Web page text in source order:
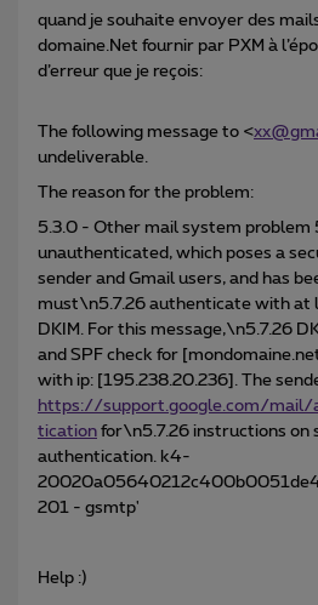
quand je souhaite envoyer des
domaine.Net fournir par PXM à
d’erreur que je reçois:
The following message to <
undeliverable.
The reason for the problem:
5.3.0 - Other mail system problem
unauthenticated, which poses a
sender and Gmail users, and has
must\n5.7.26 authenticate with at
DKIM. For this message,\n5.7.26
and SPF check for
with ip: [195.238.20.236]. The
https://support.google.com/
tication for\n5.7.26 instructions on
authentication. k4-
201 - gsmtp'
Help :)